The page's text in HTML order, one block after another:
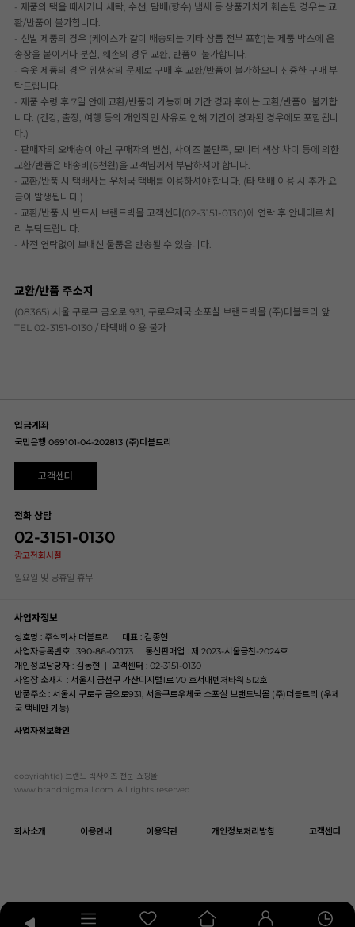
- 제품의 택을 떼시거나 세탁, 수선, 담배(향수) 냄새 등 상품가치가 훼손된 경우는 교
환/반품이 불가합니다.
- 신발 제품의 경우 (케이스가 같이 배송되는 기타 상품 전부 포함)는 제품 박스에 운
송장을 붙이거나 분실, 훼손의 경우 교환, 반품이 불가합니다.
- 속옷 제품의 경우 위생상의 문제로 구매 후 교환/반품이 불가하오니 신중한 구매 부
탁드립니다.
- 제품 수령 후 7일 안에 교환/반품이 가능하며 기간 경과 후에는 교환/반품이 불가합
니다. (건강, 출장, 여행 등의 개인적인 사유로 인해 기간이 경과된 경우에도 포함됩니
다.)
- 판매자의 오배송이 아닌 구매자의 변심, 사이즈 불만족, 모니터 색상 차이 등에 의한
교환/반품은 배송비(6천원)을 고객님께서 부담하셔야 합니다.
- 교환/반품 시 택배사는 우체국 택배를 이용하셔야 합니다. (타 택배 이용 시 추가 요
금이 발생됩니다.)
- 교환/반품 시 반드시 브랜드빅몰 고객센터(02-3151-0130)에 연락 후 안내대로 처
리 부탁드립니다.
- 사전 연락없이 보내신 물품은 반송될 수 있습니다.
교환/반품 주소지
(08365) 서울 구로구 금오로 931, 구로우체국 소포실 브랜드빅몰 (주)더블트리 앞
TEL 02-3151-0130 / 타택배 이용 불가
입금계좌
국민은행 069101-04-202813 (주)더블트리
고객센터
전화 상담
02-3151-0130
광고전화사절
일요일 및 공휴일 휴무
사업자정보
상호명 : 주식회사 더블트리 | 대표 : 김종현
사업자등록번호 : 390-86-00173 | 통신판매업 : 제 2023-서울금천-2024호
개인정보담당자 : 김동현 | 고객센터 : 02-3151-0130
사업장 소재지 : 서울시 금천구 가산디지털1로 70 호서대벤처타워 512호
반품주소 : 서울시 구로구 금오로931, 서울구로우체국 소포실 브랜드빅몰 (주)더블트리 (우체
국 택배만 가능)
사업자정보확인
copyright(c) 브랜드 빅사이즈 전문 쇼핑몰
www.brandbigmall.com .All rights reserved.
회사소개 이용안내 이용약관 개인정보처리방침 고객센터